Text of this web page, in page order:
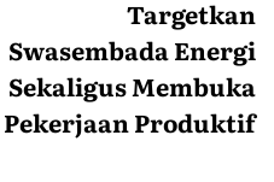
Targetkan
Swasembada Energi
Sekaligus Membuka
Pekerjaan Produktif